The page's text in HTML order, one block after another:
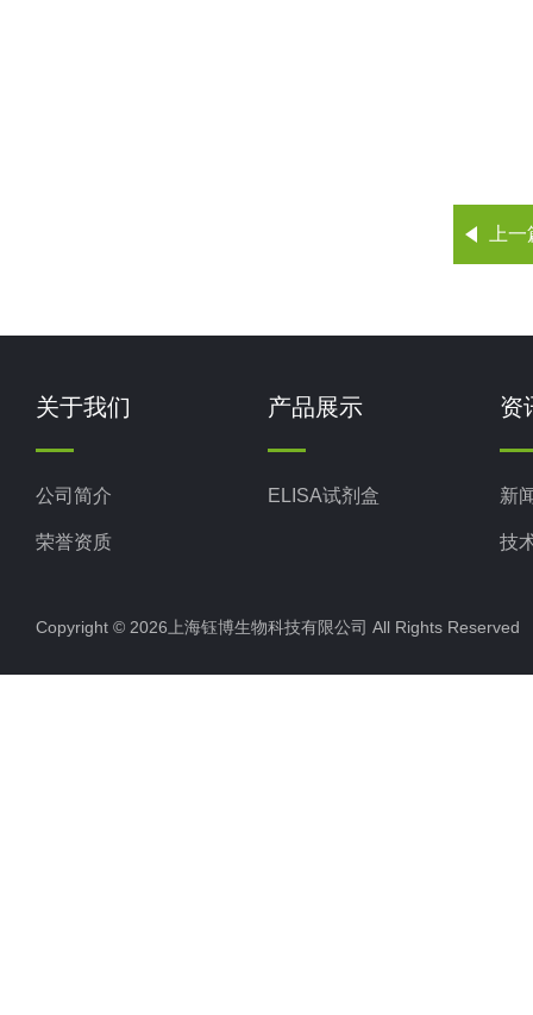
上
关于我们
公司简介
荣誉资质
产品展示
ELISA试剂盒
资
新
技
Copyright © 2026上海钰博生物科技有限公司 All Rights